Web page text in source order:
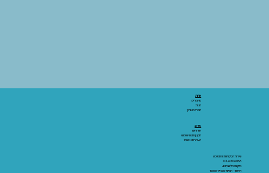
שירות הלקוחות והתמיכה
03-6206066
מיקום: אלנבי 43
ראשון - חמישי 10:00-19:00
אתר:
מאמרים
חנות
חברי מועדון
מידע:
אודותינו
תקנון ותנאי שימוש
הצהרת נגישות